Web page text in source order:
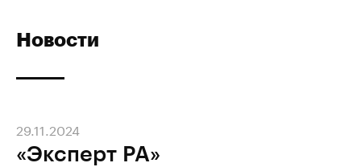
Новости
«Эксперт РА»
29.11.2024